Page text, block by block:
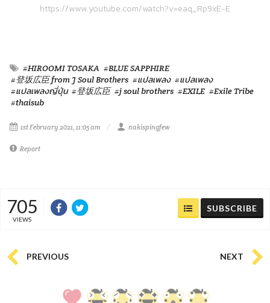
https://www.youtube.com/watch?v=eaq_Rp9xE-E
#HIROOMI TOSAKA #BLUE SAPPHIRE
#登坂広臣 from J Soul Brothers #แปลเพลง #แปลเพลง
#แปลเพลงญี่ปุ่น #登坂広臣 #j soul brothers #EXILE #Exile Tribe
#thaisub
1st February 2021, 11:05 am nakispingfew
Report
705
VIEWS
SUBSCRIBE
PREVIOUS NEXT